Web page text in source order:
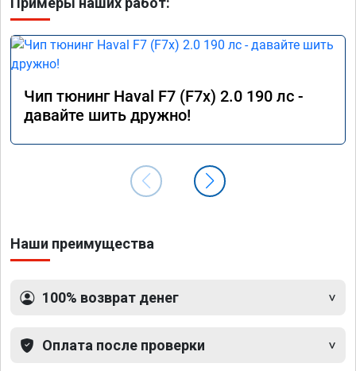
Чип тюнинг Haval F7 (F7x) 2.0 190 лс -
давайте шить дружно!
Наши преимущества
100% возврат денег
Оплата после проверки